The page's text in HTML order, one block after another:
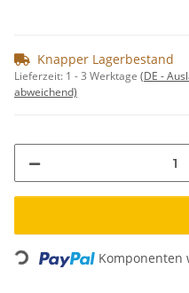
Knapper Lagerbestand
Lieferzeit: 1 - 3 Werktage (DE -
abweichend)
Loading... Komponenten